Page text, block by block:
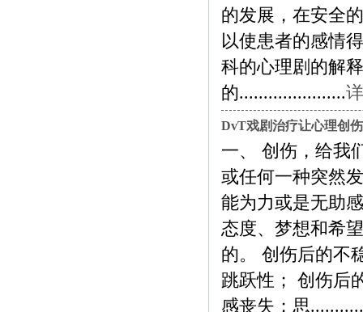
的发展，在安全
以使患者的感情
科的心理剧的解
的......................
DvT戏剧治疗让心理创
一、 创伤，给我
或任何一种突然
能为力或是无助
态度、梦想和希
的。 创伤后的不
跳跃性； 创伤后
感丧失；思